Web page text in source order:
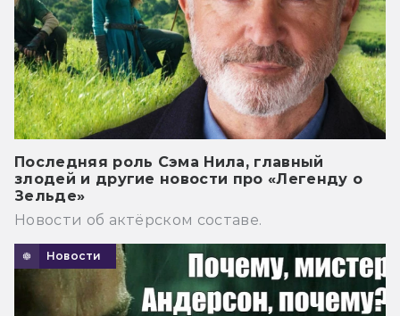
Последняя роль Сэма Нила, главный
злодей и другие новости про «Легенду о
Зельде»
Новости об актёрском составе.
Новости